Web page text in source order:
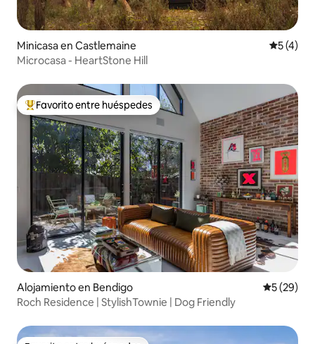
Minicasa en Castlemaine
5 (4)
Microcasa - HeartStone Hill
Favorito entre los huéspedes más destacados
Favorito entre huéspedes
Alojamiento en Bendigo
5 (29)
Roch Residence | StylishTownie | Dog Friendly